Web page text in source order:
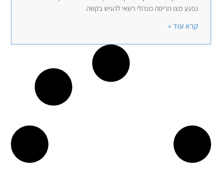
נפגע מצו הריסה מנהלי רשאי להגיש בקשה
קרא עוד »